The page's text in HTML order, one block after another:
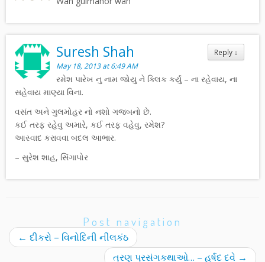
Reply ↓
Suresh Shah
May 18, 2013 at 6:49 AM
રમેશ પારેખ નુ નામ જોયુ ને ક્લિક કર્યું – ના રહેવાય, ના
સહેવાય માણ્યા વિના.
વસંત અને ગુલમોહર નો નશો ગજબનો છે.
કઈ તરફ રહેવુ અમારે, કઈ તરફ વહેવુ, રમેશ?
આસ્વાદ કરાવવા બદલ આભાર.
– સુરેશ શાહ, સિંગાપોર
Post navigation
← દીકરો – વિનોદિની નીલકંઠ
ત્રણ પ્રસંગકથાઓ… – હર્ષદ દવે →